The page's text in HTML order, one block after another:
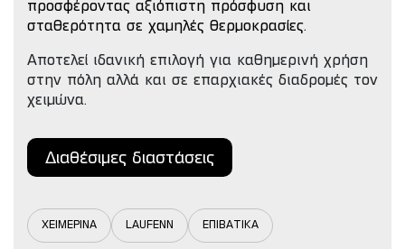
προσφέροντας αξιόπιστη πρόσφυση και
σταθερότητα σε χαμηλές θερμοκρασίες.
Αποτελεί ιδανική επιλογή για καθημερινή χρήση
στην πόλη αλλά και σε επαρχιακές διαδρομές τον
χειμώνα.
Διαθέσιμες διαστάσεις
ΧΕΙΜΕΡΙΝΑ LAUFENN ΕΠΙΒΑΤΙΚΑ